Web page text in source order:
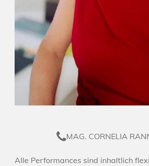
MAG. CORNELIA
Alle Performances sind inhaltlich